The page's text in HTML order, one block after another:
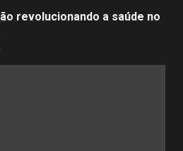
revolucionando a saúde no